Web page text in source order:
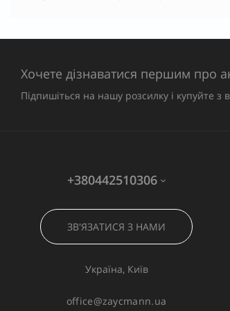
Хочете дізнаватися першим про
Підпишіться на нашу розсилку і купуйте з
+380442510306
ЗВ'ЯЗАТИСЯ З НАМИ
Україна, Київ
office@zaycmann.ua